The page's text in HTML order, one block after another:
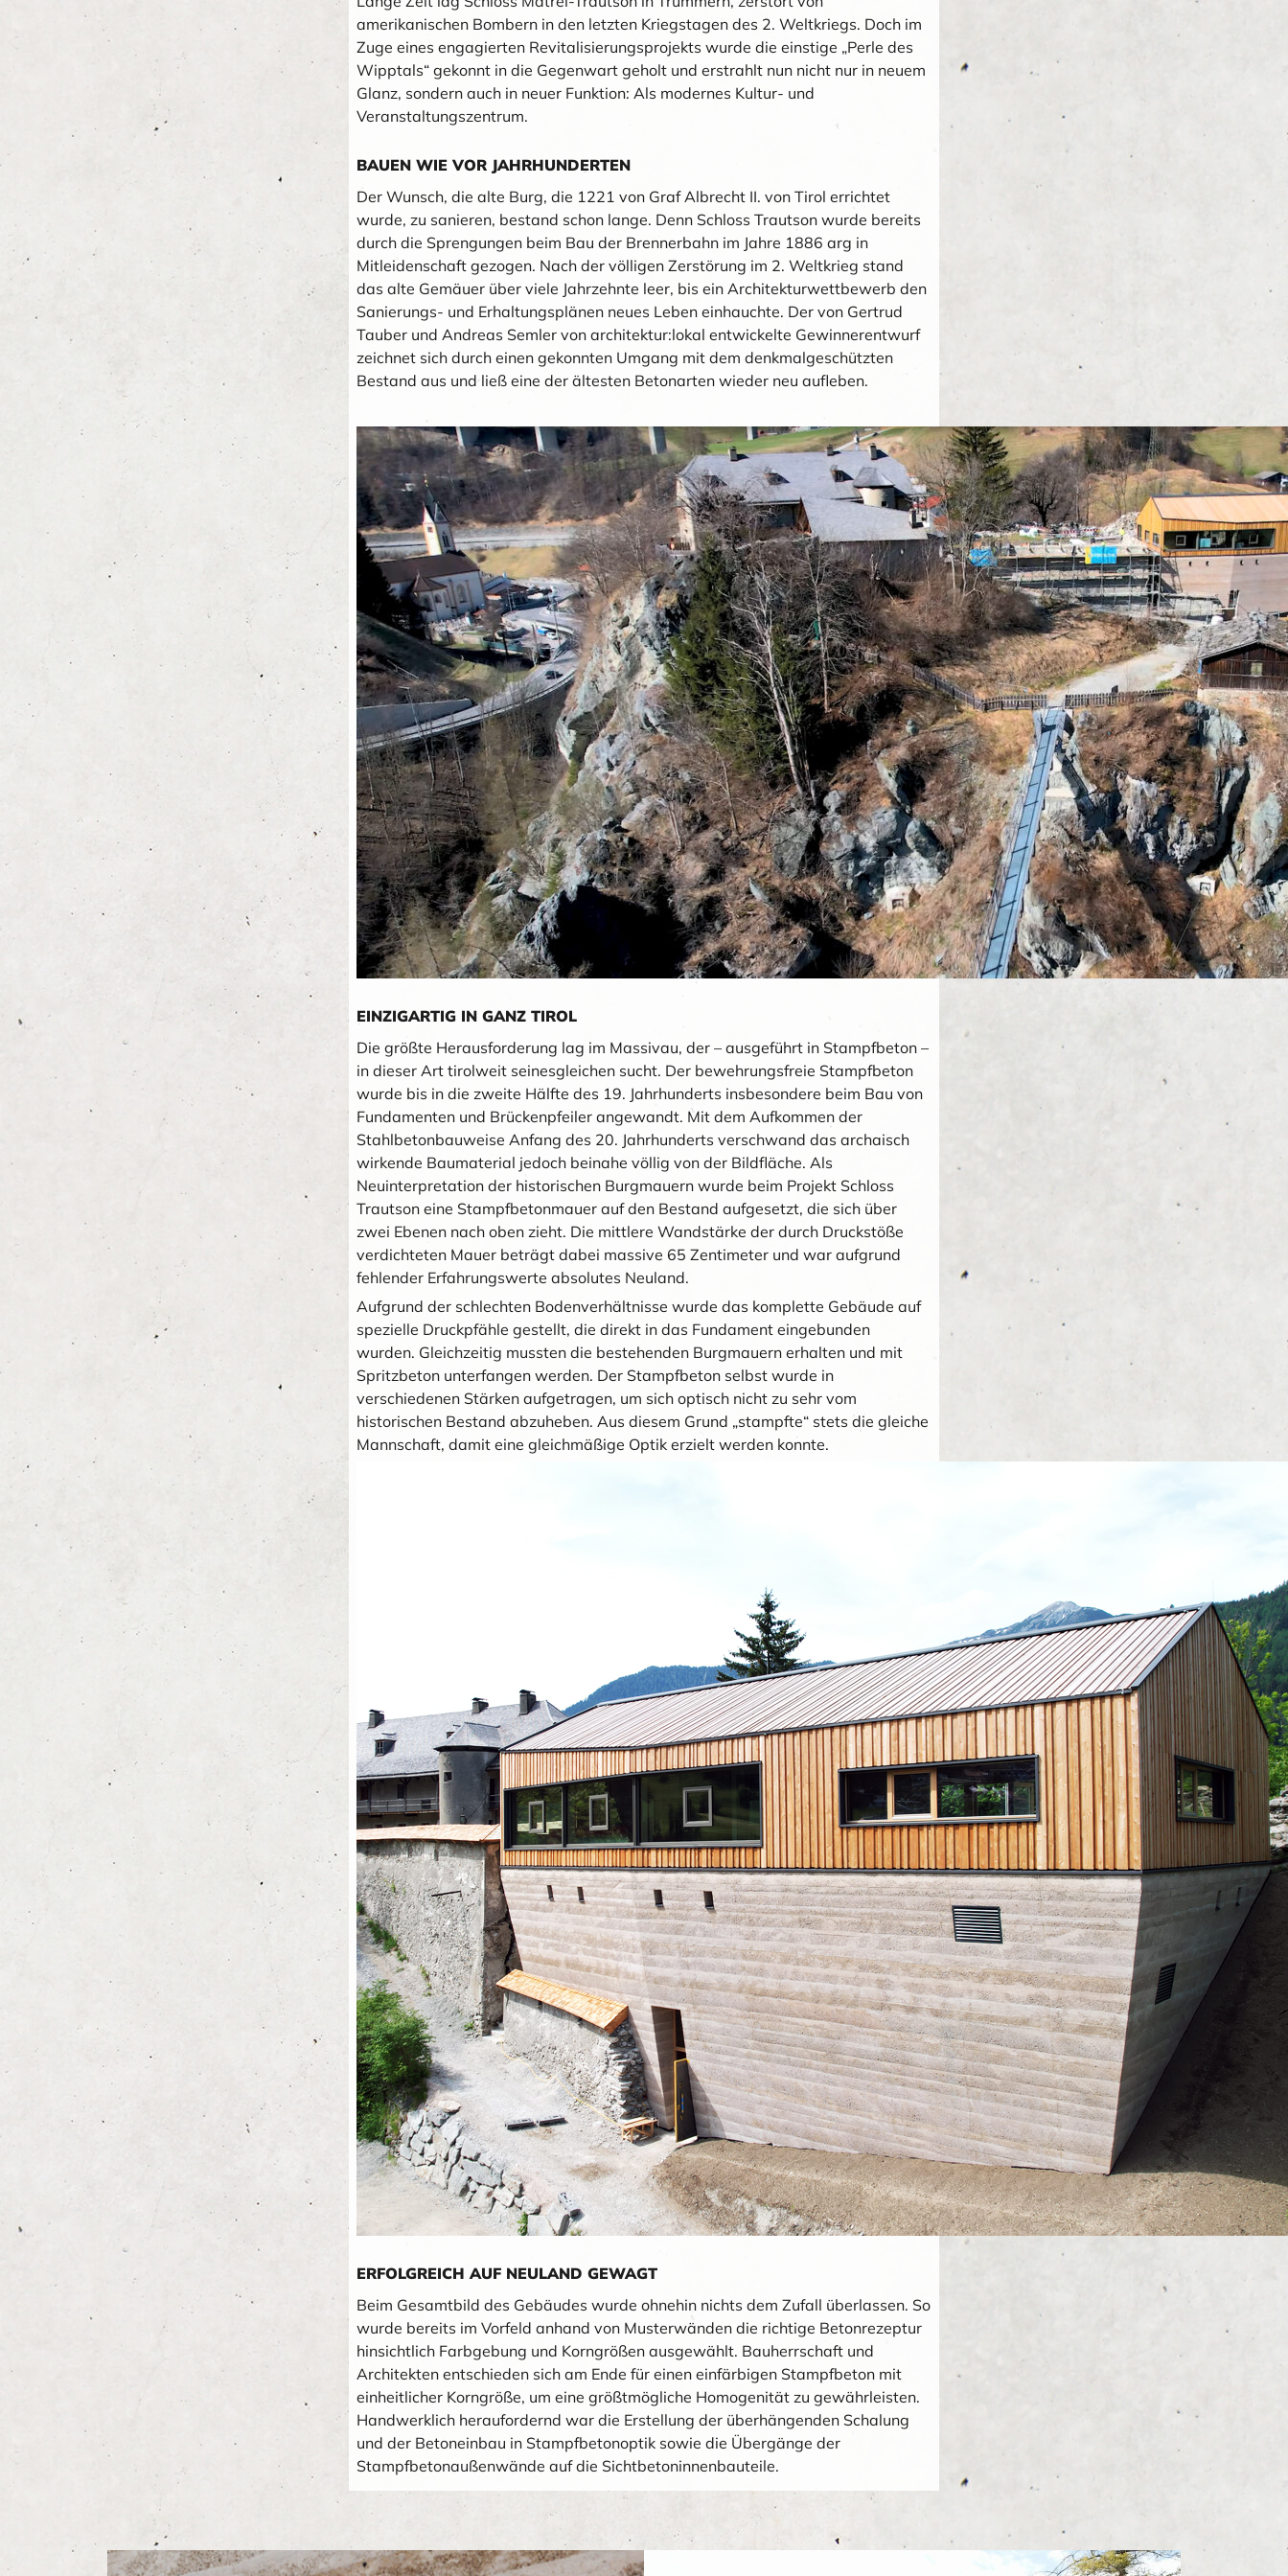
amerikanischen Bombern in den letzten Kriegstagen des 2. Weltkriegs. Doch im
Zuge eines engagierten Revitalisierungsprojekts wurde die einstige „Perle des
Wipptals“ gekonnt in die Gegenwart geholt und erstrahlt nun nicht nur in neuem
Glanz, sondern auch in neuer Funktion: Als modernes Kultur- und
Veranstaltungszentrum.
BAUEN WIE VOR JAHRHUNDERTEN
Der Wunsch, die alte Burg, die 1221 von Graf Albrecht II. von Tirol errichtet
wurde, zu sanieren, bestand schon lange. Denn Schloss Trautson wurde bereits
durch die Sprengungen beim Bau der Brennerbahn im Jahre 1886 arg in
Mitleidenschaft gezogen. Nach der völligen Zerstörung im 2. Weltkrieg stand
das alte Gemäuer über viele Jahrzehnte leer, bis ein Architekturwettbewerb den
Sanierungs- und Erhaltungsplänen neues Leben einhauchte. Der von Gertrud
Tauber und Andreas Semler von architektur:lokal entwickelte Gewinnerentwurf
zeichnet sich durch einen gekonnten Umgang mit dem denkmalgeschützten
Bestand aus und ließ eine der ältesten Betonarten wieder neu aufleben.
EINZIGARTIG IN GANZ TIROL
Die größte Herausforderung lag im Massivau, der – ausgeführt in Stampfbeton –
in dieser Art tirolweit seinesgleichen sucht. Der bewehrungsfreie Stampfbeton
wurde bis in die zweite Hälfte des 19. Jahrhunderts insbesondere beim Bau von
Fundamenten und Brückenpfeiler angewandt. Mit dem Aufkommen der
Stahlbetonbauweise Anfang des 20. Jahrhunderts verschwand das archaisch
wirkende Baumaterial jedoch beinahe völlig von der Bildfläche. Als
Neuinterpretation der historischen Burgmauern wurde beim Projekt Schloss
Trautson eine Stampfbetonmauer auf den Bestand aufgesetzt, die sich über
zwei Ebenen nach oben zieht. Die mittlere Wandstärke der durch Druckstöße
verdichteten Mauer beträgt dabei massive 65 Zentimeter und war aufgrund
fehlender Erfahrungswerte absolutes Neuland.
Aufgrund der schlechten Bodenverhältnisse wurde das komplette Gebäude auf
spezielle Druckpfähle gestellt, die direkt in das Fundament eingebunden
wurden. Gleichzeitig mussten die bestehenden Burgmauern erhalten und mit
Spritzbeton unterfangen werden. Der Stampfbeton selbst wurde in
verschiedenen Stärken aufgetragen, um sich optisch nicht zu sehr vom
historischen Bestand abzuheben. Aus diesem Grund „stampfte“ stets die gleiche
Mannschaft, damit eine gleichmäßige Optik erzielt werden konnte.
ERFOLGREICH AUF NEULAND GEWAGT
Beim Gesamtbild des Gebäudes wurde ohnehin nichts dem Zufall überlassen. So
wurde bereits im Vorfeld anhand von Musterwänden die richtige Betonrezeptur
hinsichtlich Farbgebung und Korngrößen ausgewählt. Bauherrschaft und
Architekten entschieden sich am Ende für einen einfärbigen Stampfbeton mit
einheitlicher Korngröße, um eine größtmögliche Homogenität zu gewährleisten.
Handwerklich heraufordernd war die Erstellung der überhängenden Schalung
und der Betoneinbau in Stampfbetonoptik sowie die Übergänge der
Stampfbetonaußenwände auf die Sichtbetoninnenbauteile.